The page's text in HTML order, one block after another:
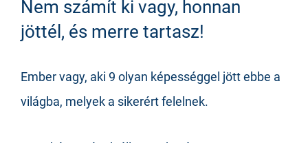
Nem számít ki vagy, honnan
jöttél, és merre tartasz!
Ember vagy, aki 9 olyan képességgel jött ebbe a
világba, melyek a sikerért felelnek.